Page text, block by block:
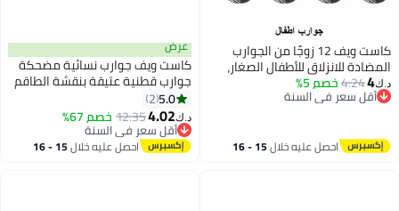
كاست ويف 12 زوجًا من الجوارب
المضادة للانزلاق للأطفال الصغار،
سنوات، لون أسود)
د.ك‏4
4.24خصم 5%
أقل سعر في السنة
احصل عليه خلال 15 - 16
عرض
كاست ويف جوارب نسائية مضحكة
جوارب قطنية عتيقة بنقشة الطاقم
جوارب ممتعة مبتكرة للنساء جوارب
صوف محبوكة سميكة عتيقة
أزواج
5.0
2
د.ك‏4.02
12.35خصم 67%
أقل سعر في السنة
أقل سعر في السنة
احصل عليه خلال 15 - 16